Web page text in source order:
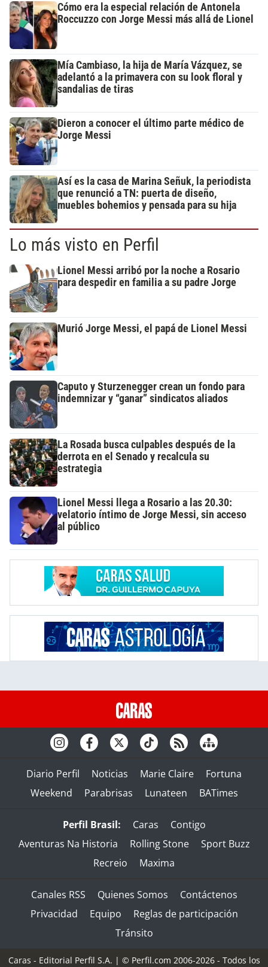
Cómo era la especial relación de Antonela
Roccuzzo con Jorge Messi más allá de Lionel
Mía Cambiaso, la hija de María Vázquez, se
adelantó a la primavera con su look floral y
sandalias de tiras
Dieron a conocer el último parte médico de
Jorge Messi
Así es la casa de Marina Señuk, la periodista
que renunció a TN: puerta de diseño,
muebles bohemios y pensada para su hija
Lo más visto en Perfil
Lionel Messi arribó por la noche a Rosario
para despedir en familia a su padre Jorge
Murió Jorge Messi, el papá de Lionel Messi
Caputo y Sturzenegger crean un fondo para
indemnizar y “ganar” sindicatos aliados
La Rosada busca culpables después de la
derrota en el Senado y recalcula su
estrategia
Lionel Messi llega a Rosario a las 20.30:
velatorio íntimo de Jorge Messi, sin acceso
al público
Diario Perfil Noticias Marie Claire
Fortuna
Weekend
Parabrisas Lunateen BATimes
Perfil Brasil: Caras
Contigo
Aventuras Na Historia
Rolling Stone
Sport Buzz
Recreio
Maxima
Canales RSS Quienes Somos
Contáctenos
Privacidad
Equipo
Reglas de participación
Tránsito
Caras - Editorial Perfil S.A. | © Perfil.com 2006-2026 - Todos los